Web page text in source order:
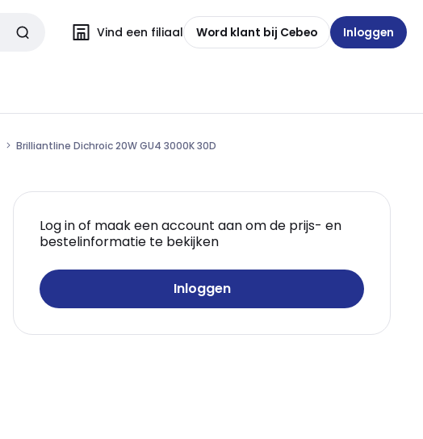
Vind een filiaal Word klant bij Cebeo Inloggen
Brilliantline Dichroic 20W GU4 3000K 30D
Log in of maak een account aan om de prijs- en
bestelinformatie te bekijken
Inloggen